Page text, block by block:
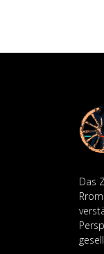
Das